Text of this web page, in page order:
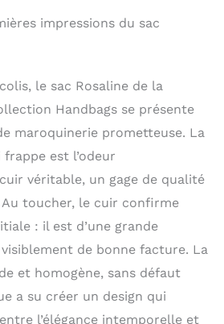
deux compartiments
cartes de crédit et
stylos. 'Rosaline' est
Lisse. Le cuir lisse est
lustré pour créer une
superbe surface plane,
douce et soyeuse au
toucher. Une
bandoulière amovible et
poignées roulées
doubles offrent
plusieurs options de
port, tandis que la base
impressions du sac
le sac Rosaline de la
Handbags se présente
maroquinerie prometteuse. La
est l’odeur
véritable, un gage de qualité
toucher, le cuir confirme
: il est d’une grande
de bonne facture. La
et homogène, sans défaut
a su créer un design qui
l’élégance intemporelle et